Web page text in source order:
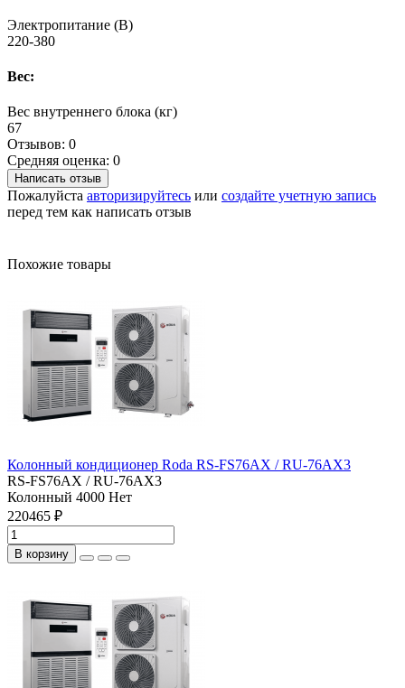
Электропитание (В)
220-380
Вес:
Вес внутреннего блока (кг)
67
Отзывов: 0
Средняя оценка: 0
Написать отзыв
Пожалуйста авторизируйтесь или создайте учетную запись
перед тем как написать отзыв
Похожие товары
Колонный кондиционер Roda RS-FS76AX / RU-76AX3
RS-FS76AX / RU-76AX3
Колонный 4000 Нет
220465 ₽
В корзину